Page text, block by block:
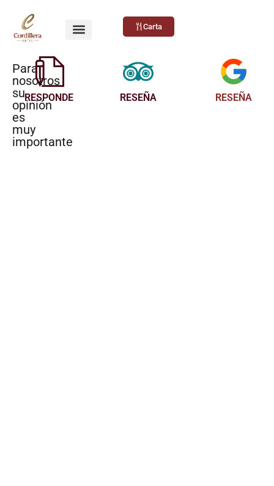
Carta
Eventos Realizados
Para
nosotros
su
opinión
es
muy
importante
RESPONDE RESEÑA RESEÑA